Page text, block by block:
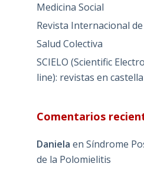
Medicina Social
Revista Internacional
Salud Colectiva
SCIELO (Scientific
line): revistas en
Comentarios
Daniela en Síndrome
de la Polomielitis